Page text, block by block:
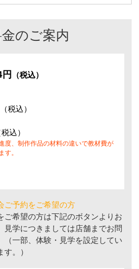
のご案内
（税込）
税込）
込）
度、制作作品の材料の違いで教材費が
す。
予約をご希望の方
ご希望の方は下記のボタンよりお
見学につきましては店舗までお問
（一部、体験・見学を設定してい
。）